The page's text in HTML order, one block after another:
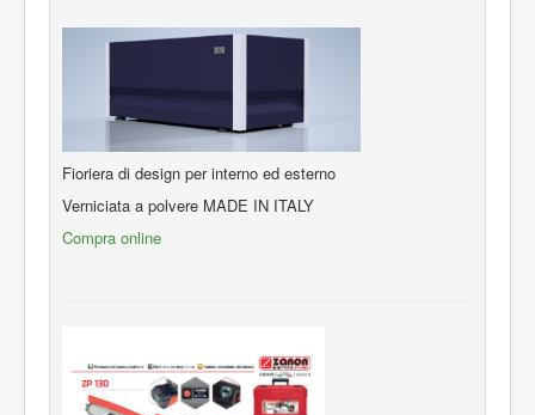
Fioriera di design per interno ed esterno
Verniciata a polvere MADE IN ITALY
Compra online